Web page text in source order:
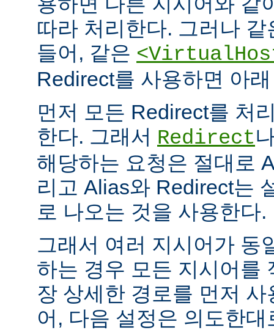
따라 처리한다. 그러나
들어, 같은
Redirect를 사용하면 아
먼저 모든 Redirect를 처
한다. 그래서 Redirect
해당하는 요청은 절대로
리고 Alias와 Redirect는
로 나오는 것을 사용한다.
그래서 여러 지시어가 동
하는 경우 모든 지시어를
장 상세한 경로를 먼저
어, 다음 설정은 의도한